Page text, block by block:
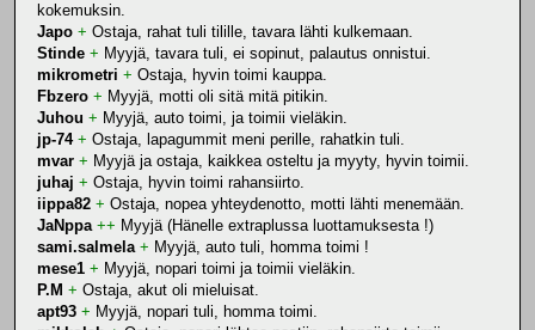
kokemuksin.
Japo + Ostaja, rahat tuli tilille, tavara lähti kulkemaan.
Stinde + Myyjä, tavara tuli, ei sopinut, palautus onnistui.
mikrometri + Ostaja, hyvin toimi kauppa.
Fbzero + Myyjä, motti oli sitä mitä pitikin.
Juhou + Myyjä, auto toimi, ja toimii vieläkin.
jp-74 + Ostaja, lapagummit meni perille, rahatkin tuli.
mvar + Myyjä ja ostaja, kaikkea osteltu ja myyty, hyvin toimii.
juhaj + Ostaja, hyvin toimi rahansiirto.
iippa82 + Ostaja, nopea yhteydenotto, motti lähti menemään.
JaNppa ++ Myyjä (Hänelle extraplussa luottamuksesta !)
sami.salmela + Myyjä, auto tuli, homma toimi !
mese1 + Myyjä, nopari toimi ja toimii vieläkin.
P.M + Ostaja, akut oli mieluisat.
apt93 + Myyjä, nopari tuli, homma toimi.